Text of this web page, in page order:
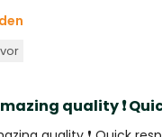
vor
quality ❗️